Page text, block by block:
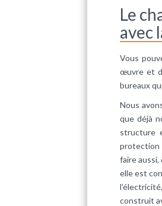
Le
avec
Vous
œuvre et
bureaux
Nous
que déjà
structure
protection
faire
elle est
construit